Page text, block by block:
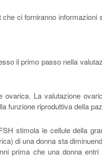
ci forniranno informazioni
il primo passo nella
ovarica. La valutazione
funzione riproduttiva della
stimola le cellule della
di una donna sta
prima che una donna